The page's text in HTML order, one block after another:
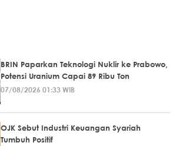
BRIN Paparkan Teknologi Nuklir ke Prabowo,
Potensi Uranium Capai 89 Ribu Ton
07/08/2026 01:33 WIB
OJK Sebut Industri Keuangan Syariah
Tumbuh Positif